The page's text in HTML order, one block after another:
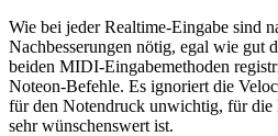
Wie bei jeder Realtime-Eingabe sind
Nachbesserungen nötig, egal wie gut
beiden MIDI-Eingabemethoden
Noteon-Befehle. Es ignoriert die
für den Notendruck unwichtig, für die
sehr wünschenswert ist.